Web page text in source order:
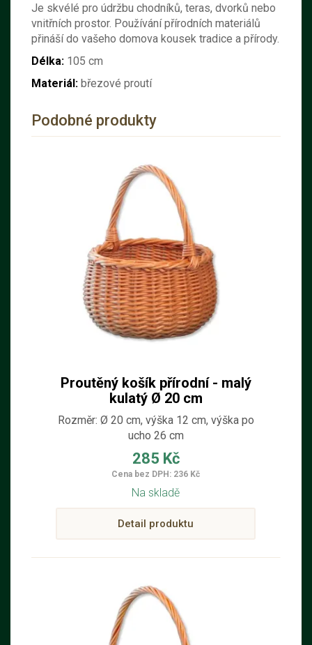
Je skvélé pro údržbu chodníků, teras, dvorků nebo
vnitřních prostor. Používání přírodních materiálů
přináší do vašeho domova kousek tradice a přírody.
Délka: 105 cm
Materiál: březové proutí
Podobné produkty
Proutěný košík přírodní - malý
kulatý Ø 20 cm
Rozměr: Ø 20 cm, výška 12 cm, výška po
ucho 26 cm
285 Kč
Cena bez DPH: 236 Kč
Na skladě
Detail produktu